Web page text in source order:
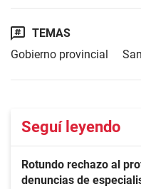
TEMAS
Gobierno provincial
Seguí leyendo
Rotundo rechazo al
denuncias de